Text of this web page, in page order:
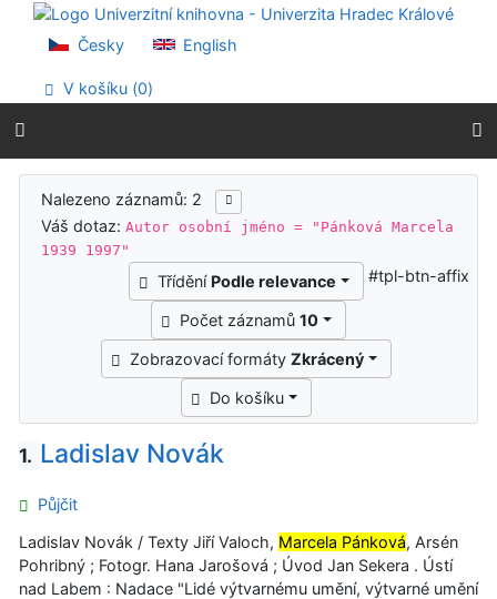
Přejít na obsah
Přejít na menu
Prohlášení o webové přístupnosti
Česky English
V košíku (0)
Výsledky vyhledávání
Nalezeno záznamů: 2
Váš dotaz:Autor osobní jméno = "Pánková Marcela
1939 1997"
Třídění Podle relevance
Počet záznamů 10
Zobrazovací formáty Zkrácený
Do košíku
#tpl-btn-affix
1. Ladislav Novák
Půjčit
Ladislav Novák / Texty Jiří Valoch, Marcela Pánková, Arsén
Pohribný ; Fotogr. Hana Jarošová ; Úvod Jan Sekera . Ústí
nad Labem : Nadace "Lidé výtvarnému umění, výtvarné umění